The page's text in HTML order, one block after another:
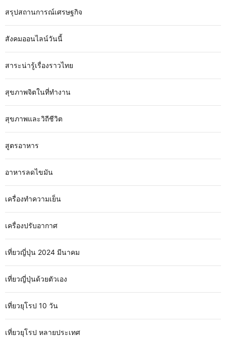
สรุปสถานการณ์เศรษฐกิจ
สังคมออนไลน์วันนี้
สาระน่ารู้เรื่องราวไทย
สุขภาพจิตในที่ทำงาน
สุขภาพและวิถีชีวิต
สูตรอาหาร
อาหารลดไขมัน
เครื่องทำความเย็น
เครื่องปรับอากาศ
เที่ยวญี่ปุ่น 2024 มีนาคม
เที่ยวญี่ปุ่นด้วยตัวเอง
เที่ยวยุโรป 10 วัน
เที่ยวยุโรป หลายประเทศ